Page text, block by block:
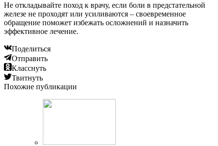
Не откладывайте поход к врачу, если боли в предстательной
железе не проходят или усиливаются – своевременное
обращение поможет избежать осложнений и назначить
эффективное лечение.
Поделиться
Отправить
Класснуть
Твитнуть
Похожие публикации